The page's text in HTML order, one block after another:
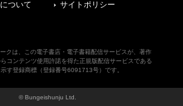
ついて
サイトポリシー
クは、この電子書店・電子書籍配信サービスが、著作
コンテンツ使用許諾を得た正規版配信サービスである
示す登録商標（登録番号6091713号）です。
© Bungeishunju Ltd.